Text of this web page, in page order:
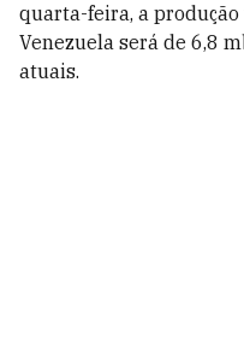
quarta-feira, a
Venezuela será de 6,8
atuais.